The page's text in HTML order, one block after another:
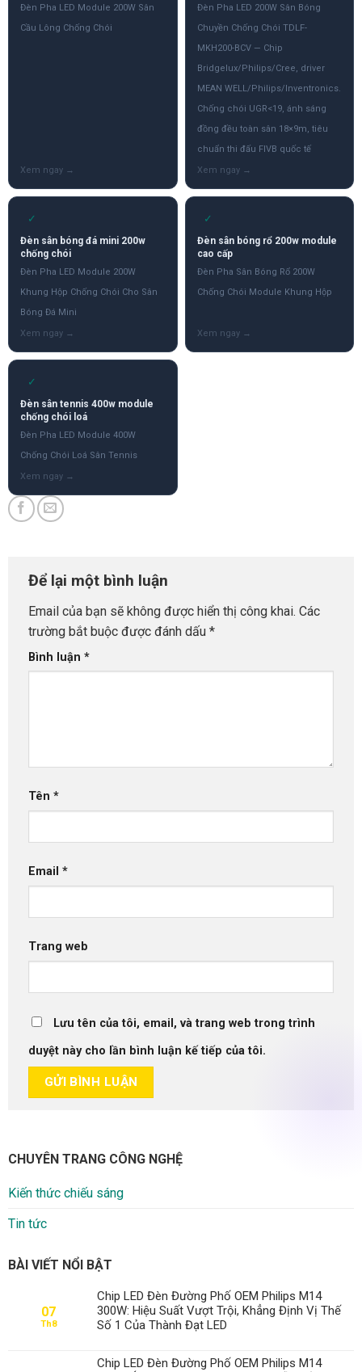
Đèn Pha LED Module 200W Sân
Cầu Lông Chống Chói
Đèn Pha LED 200W Sân Bóng
Chuyền Chống Chói TDLF-
MKH200-BCV — Chip
Bridgelux/Philips/Cree, driver
MEAN WELL/Philips/Inventronics.
Chống chói UGR<19, ánh sáng
đồng đều toàn sân 18×9m, tiêu
chuẩn thi đấu FIVB quốc tế
✓
Đèn sân bóng đá mini 200w
chống chói
Đèn Pha LED Module 200W
Khung Hộp Chống Chói Cho Sân
Bóng Đá Mini
✓
Đèn sân bóng rổ 200w module
cao cấp
Đèn Pha Sân Bóng Rổ 200W
Chống Chói Module Khung Hộp
✓
Đèn sân tennis 400w module
chống chói loá
Đèn Pha LED Module 400W
Chống Chói Loá Sân Tennis
Để lại một bình luận
Email của bạn sẽ không được hiển thị công khai. Các
trường bắt buộc được đánh dấu *
Bình luận *
Tên *
Email *
Trang web
Lưu tên của tôi, email, và trang web trong trình
duyệt này cho lần bình luận kế tiếp của tôi.
CHUYÊN TRANG CÔNG NGHỆ
Kiến thức chiếu sáng
Tin tức
BÀI VIẾT NỔI BẬT
07
Th8
Chip LED Đèn Đường Phố OEM Philips M14
300W: Hiệu Suất Vượt Trội, Khẳng Định Vị Thế
Số 1 Của Thành Đạt LED
Chip LED Đèn Đường Phố OEM Philips M14